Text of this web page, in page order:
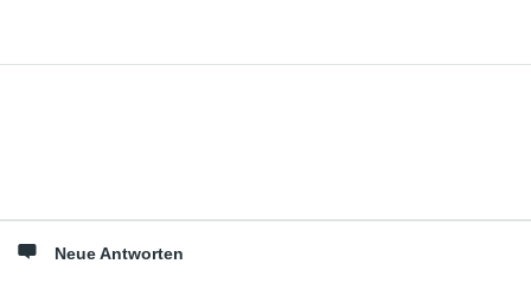
Neue Antworten